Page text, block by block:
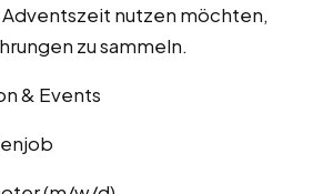
nutzen möchten,
zu sammeln.
& Events